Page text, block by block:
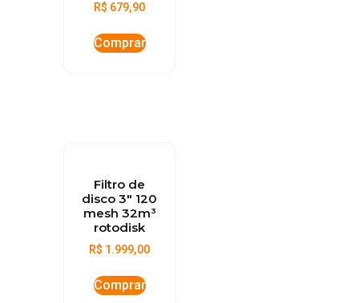
R$ 679,90
Comprar
Filtro de
disco 3″ 120
mesh 32m³
rotodisk
R$ 1.999,00
Comprar